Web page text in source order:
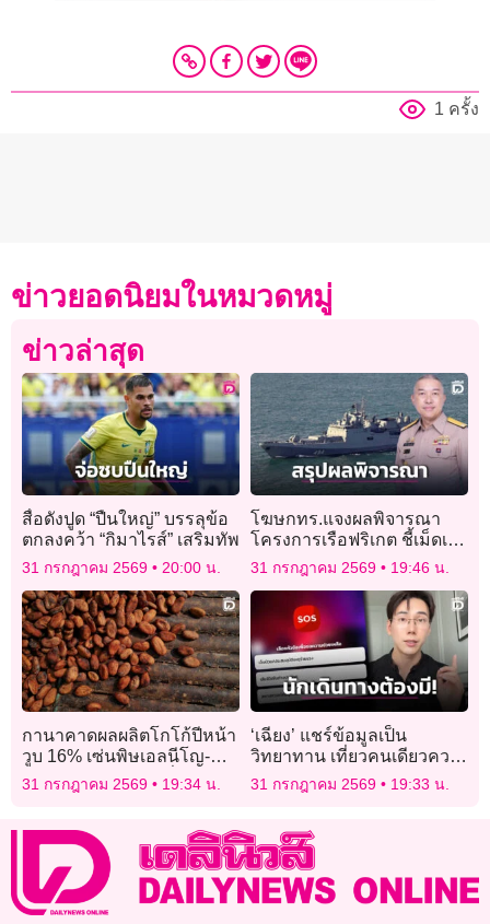
1 ครั้ง
ข่าวยอดนิยมในหมวดหมู่
ข่าวล่าสุด
สื่อดังปูด “ปืนใหญ่” บรรลุข้อ
ตกลงคว้า “กิมาไรส์” เสริมทัพ
31 กรกฎาคม 2569 20:00 น.
โฆษกทร.แจงผลพิจารณา
โครงการเรือฟริเกต ชี้เม็ดเงิน
ลงทุนในไทย 7,000 ล้าน
31 กรกฎาคม 2569 19:46 น.
กานาคาดผลผลิตโกโก้ปีหน้า
วูบ 16% เซ่นพิษเอลนีโญ-
โรคระบาด-เหมืองเถื่อน
31 กรกฎาคม 2569 19:34 น.
‘เฉียง’ แชร์ข้อมูลเป็น
วิทยาทาน เที่ยวคนเดียวควร
รู้ โหลดแอปช่วยเหลือยาม
31 กรกฎาคม 2569 19:33 น.